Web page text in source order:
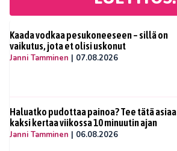
Kaada vodkaa pesukoneeseen – sillä on
vaikutus, jota et olisi uskonut
Janni Tamminen | 07.08.2026
Haluatko pudottaa painoa? Tee tätä asiaa
kaksi kertaa viikossa 10 minuutin ajan
Janni Tamminen | 06.08.2026